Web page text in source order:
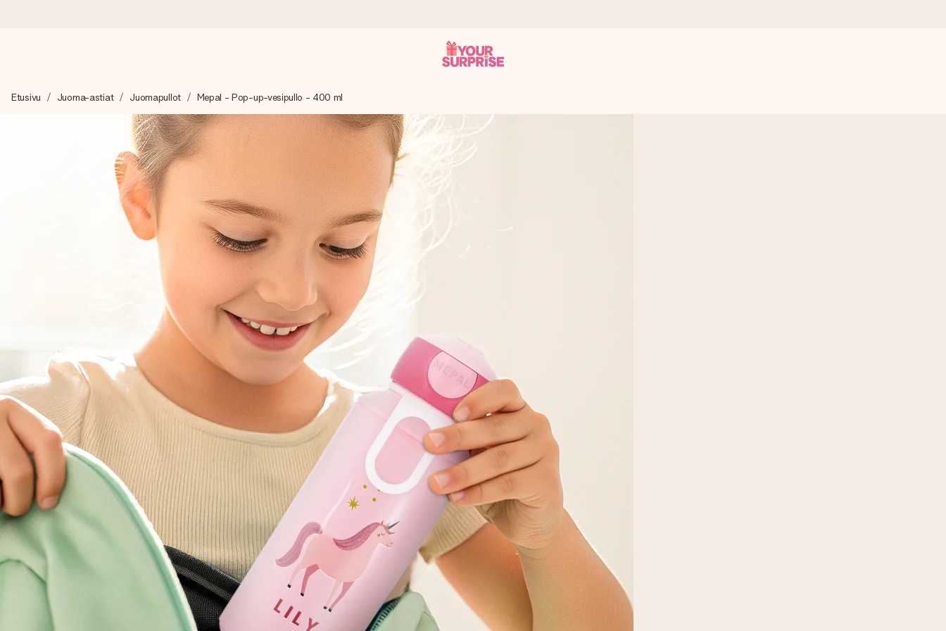
Valmistamme lahjasi huolella ja lähetämme sen hetkessä, jotta voit antaa sen juuri oikeaan aikaan, kun sillä on eniten
4,8 (+15 000 arvostelun perusteella)
Lahjamme inspiroivat. Asiakkaiden arvosana on 4,8 Google Reviewsissä.
Ilmainen tervehdyskortti
Tilaa tänään – personoitu lahja valmistuu ja lähtee matkaan nopeammin kuin ehdit sanoa “yllätys!”
Etusivu Juoma-astiat Juomapullot Mepal - Pop-up-vesipullo - 400 ml